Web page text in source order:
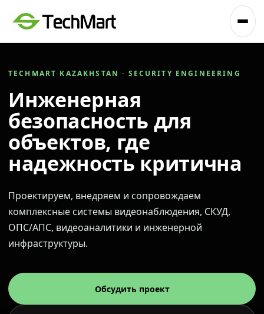
TECHMART KAZAKHSTAN · SECURITY ENGINEERING
Инженерная
безопасность для
объектов, где
надежность критична
Проектируем, внедряем и сопровождаем
комплексные системы видеонаблюдения, СКУД,
ОПС/АПС, видеоаналитики и инженерной
инфраструктуры.
Обсудить проект